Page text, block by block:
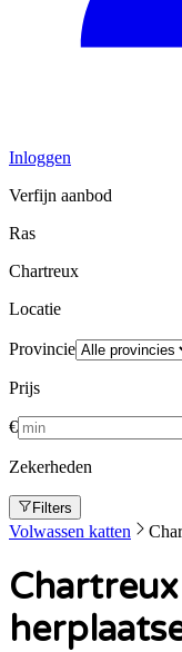
Inloggen
Verfijn aanbod
Ras
Chartreux
Locatie
Provincie
Prijs
€
Zekerheden
Filters
Volwassen katten